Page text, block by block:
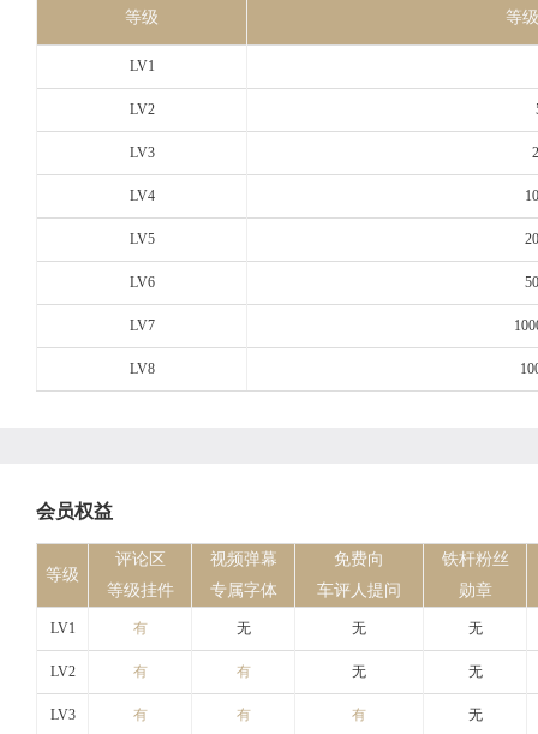
等级 等
LV1
LV2
LV3
LV4
LV5
LV6
LV7
LV8
会员权益
等级
评论区
等级挂件
视频弹幕
专属字体
免费向
车评人提问
铁杆粉丝
勋章
LV1 有 无 无 无
LV2 有 有 无 无
LV3 有 有 有 无